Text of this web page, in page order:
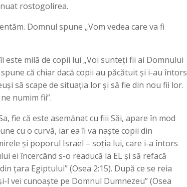
rostogolirea.
Domnul spune „Vom vedea care va fi
milă de copii lui „Voi sunteți fii ai Domnului
că chiar dacă copii au păcătuit și i-au întors
să scape de situația lor și să fie din nou fii lor.
numim fii”.
fie că este asemănat cu fiii Săi, apare în mod
cu o curvă, iar ea îi va naște copii din
și poporul Israel – soția lui, care i-a întors
ei încercând s-o readucă la EL și să refacă
țara Egiptului” (Osea 2:15). După ce se reia
vei cunoaște pe Domnul Dumnezeu” (Osea